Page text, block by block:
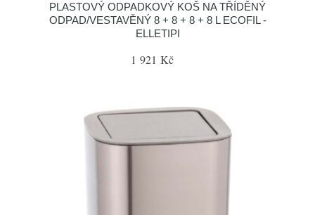
PLASTOVÝ ODPADKOVÝ KOŠ NA TŘÍDĚNÝ
ODPAD/VESTAVĚNÝ 8 + 8 + 8 + 8 L ECOFIL -
ELLETIPI
1 921 Kč